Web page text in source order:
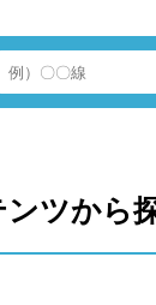
ンツから